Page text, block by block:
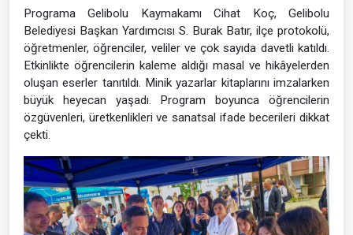
Programa Gelibolu Kaymakamı Cihat Koç, Gelibolu
Belediyesi Başkan Yardımcısı S. Burak Batır, ilçe protokolü,
öğretmenler, öğrenciler, veliler ve çok sayıda davetli katıldı.
Etkinlikte öğrencilerin kaleme aldığı masal ve hikâyelerden
oluşan eserler tanıtıldı. Minik yazarlar kitaplarını imzalarken
büyük heyecan yaşadı. Program boyunca öğrencilerin
özgüvenleri, üretkenlikleri ve sanatsal ifade becerileri dikkat
çekti.